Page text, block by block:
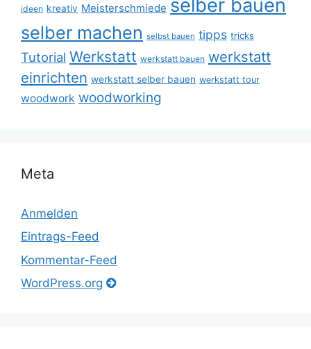
ideen kreativ Meisterschmiede selber bauen
selber machen selbst bauen tipps tricks
Tutorial Werkstatt werkstatt bauen werkstatt
einrichten werkstatt selber bauen werkstatt tour
woodwork woodworking
Meta
Anmelden
Eintrags-Feed
Kommentar-Feed
WordPress.org